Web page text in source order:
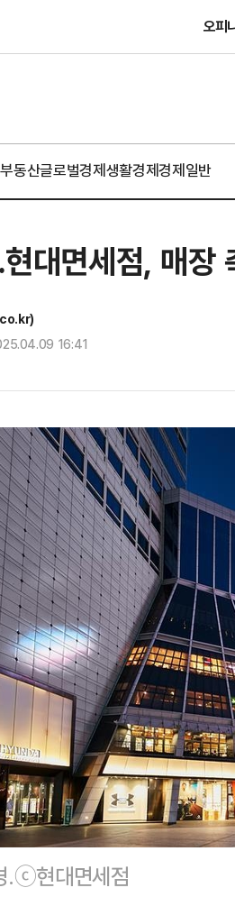
오피
부동산글로벌경제생활경제경제일반
대면세점, 매장
16:41
.ⓒ현대면세점